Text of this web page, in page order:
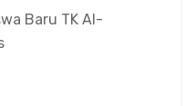
Baru TK Al-